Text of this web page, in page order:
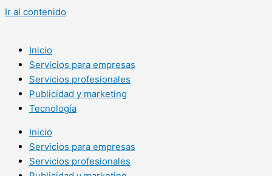
Ir al contenido
Inicio
Servicios para empresas
Servicios profesionales
Publicidad y marketing
Tecnología
Inicio
Servicios para empresas
Servicios profesionales